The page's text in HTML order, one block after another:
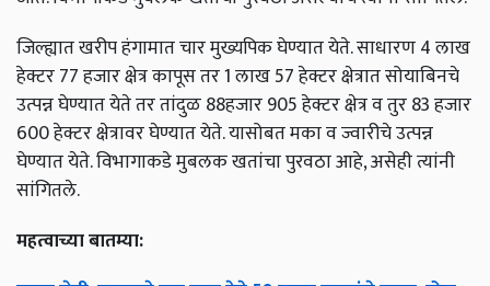
जिल्ह्यात खरीप हंगामात चार मुख्यपिक घेण्यात येते. साधारण 4 लाख
हेक्टर 77 हजार क्षेत्र कापूस तर 1 लाख 57 हेक्टर क्षेत्रात सोयाबिनचे
उत्पन्न घेण्यात येते तर तांदुळ 88हजार 905 हेक्टर क्षेत्र व तुर 83 हजार
600 हेक्टर क्षेत्रावर घेण्यात येते. यासोबत मका व ज्वारीचे उत्पन्न
घेण्यात येते. विभागाकडे मुबलक खतांचा पुरवठा आहे, असेही त्यांनी
सांगितले.
महत्वाच्या बातम्या: